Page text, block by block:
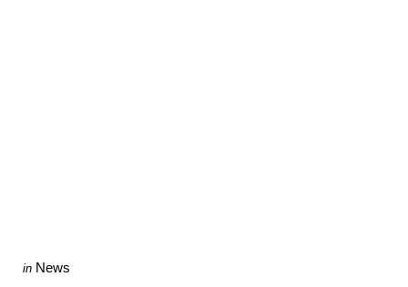
Categories
Posted
in News